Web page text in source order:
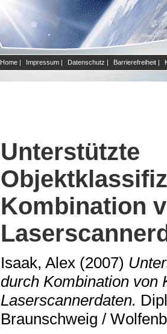
Home | Impressum | Datenschutz | Barrierefreiheit |
Unterstützte
Kombination
Isaak, Alex (2007)
durch Kombination von
Laserscannerdaten.
Braunschweig /